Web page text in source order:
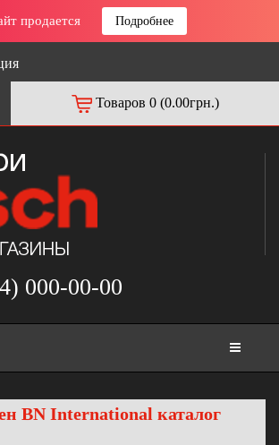
продается Подробнее
Товаров 0 (0.00грн.)
000-00-00
BN International каталог